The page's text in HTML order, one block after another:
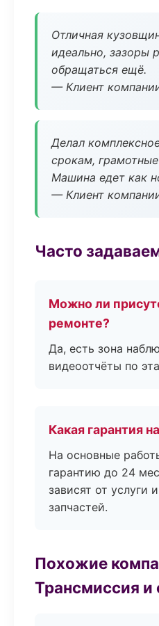
Отличная
идеально, зазоры
обращаться ещё.
— Клиент
Делал
срокам,
Машина едет как
— Клиент
Часто
Можно ли
ремонте?
Да, есть зона
видеоотчёты по
Какая гарантия
На основные
гарантию до 24
зависят от услуги
запчастей.
Похожие
Трансмиссия и